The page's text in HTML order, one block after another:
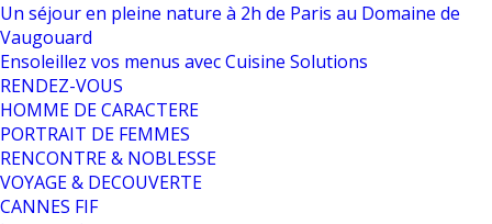
Un séjour en pleine nature à 2h de Paris au Domaine de
Vaugouard
Ensoleillez vos menus avec Cuisine Solutions
RENDEZ-VOUS
HOMME DE CARACTERE
PORTRAIT DE FEMMES
RENCONTRE & NOBLESSE
VOYAGE & DECOUVERTE
CANNES FIF